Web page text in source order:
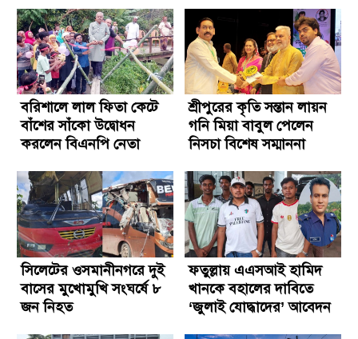
বরিশালে লাল ফিতা কেটে
বাঁশের সাঁকো উদ্বোধন
করলেন বিএনপি নেতা
শ্রীপুরের কৃতি সন্তান লায়ন
গনি মিয়া বাবুল পেলেন
নিসচা বিশেষ সম্মাননা
সিলেটের ওসমানীনগরে দুই
বাসের মুখোমুখি সংঘর্ষে ৮
জন নিহত
ফতুল্লায় এএসআই হামিদ
খানকে বহালের দাবিতে
‘জুলাই যোদ্ধাদের’ আবেদন